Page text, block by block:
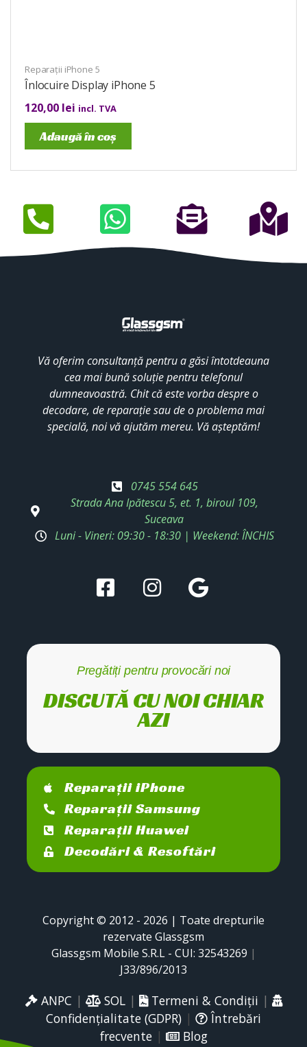
Reparații iPhone 5
Înlocuire Display iPhone 5
120,00 lei incl. TVA
Adaugă în coș
Vă oferim consultanță pentru a găsi întotdeauna
cea mai bună soluție pentru telefonul
dumneavoastră. Chit că este vorba despre o
decodare, de reparație sau de o problema mai
specială, noi vă ajutăm mereu. Vă așteptăm!
0745 554 645
Strada Ana Ipătescu 5, et. 1, biroul 109,
Suceava
Luni - Vineri: 09:30 - 18:30 | Weekend: ÎNCHIS
Pregătiți pentru provocări noi
DISCUTĂ CU NOI CHIAR
AZI
Reparații iPhone
Reparații Samsung
Reparații Huawei
Decodări & Resoftări
Copyright © 2012 - 2026 | Toate drepturile
rezervate Glassgsm
Glassgsm Mobile S.R.L - CUI: 32543269 |
J33/896/2013
ANPC | SOL| Termeni & Condiții |
Confidențialitate (GDPR) |
Întrebări
frecvente| Blog